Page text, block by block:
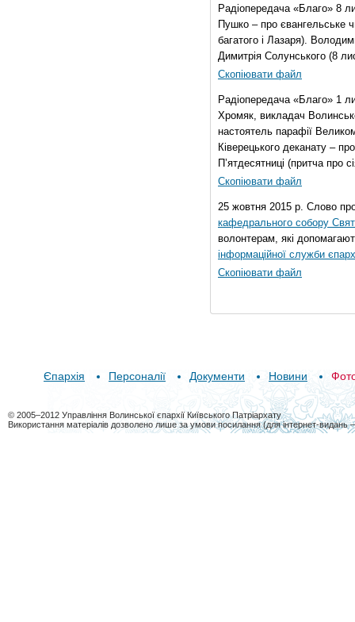
Радіопередача «Благо» 8
Пушко – про євангельське
багатого і Лазаря).
Димитрія Солунського (8
Скопіювати файл
Радіопередача «Благо» 1
Хромяк, викладач
настоятель парафії
Ківерецького деканату –
П’ятдесятниці (притча про
Скопіювати файл
25 жовтня 2015 р. Слово
кафедрального собору
волонтерам, які
інформаційної служби
Скопіювати файл
Єпархія Персоналії Документи Новини
© 2005–2012 Управління Волинської єпархії Київського Патріархату
Використання матеріалів дозволено лише за умови посилання (для інтернет-видань